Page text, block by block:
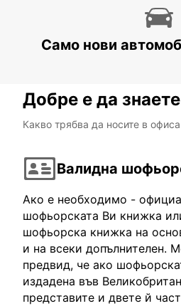
BERGISCH GLADBACH
BERGISCH-GLADBACH -
Само нови
Добре е да знаете
Какво трябва да носите в
Валидна
Ако е необходимо -
шофьорската Ви книжка
шофьорска книжка на
и на всеки допълнителен.
предвид, че ако
издадена във
представите и двете й